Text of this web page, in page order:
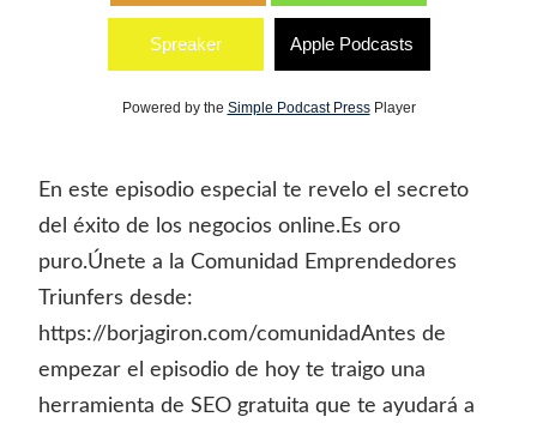
Spreaker Apple Podcasts
Powered by the Simple Podcast PressPlayer
En este episodio especial te revelo el secreto
del éxito de los negocios online.Es oro
puro.Únete a la Comunidad Emprendedores
Triunfers desde:
https://borjagiron.com/comunidadAntes de
empezar el episodio de hoy te traigo una
herramienta de SEO gratuita que te ayudará a